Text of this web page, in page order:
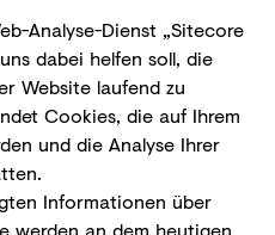
Analyse-Dienst „Sitecore
dabei helfen soll, die
Website laufend zu
Cookies, die auf Ihrem
und die Analyse Ihrer
Informationen über